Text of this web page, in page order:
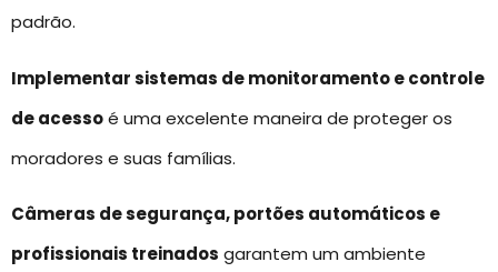
padrão.
Implementar sistemas de monitoramento e controle
de acessoé uma excelente maneira de proteger os
moradores e suas famílias.
Câmeras de segurança, portões automáticos e
profissionais treinados garantem um ambiente